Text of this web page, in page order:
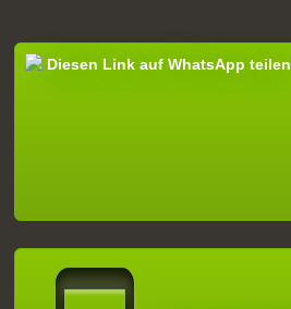
Diesen Link auf WhatsApp teilen